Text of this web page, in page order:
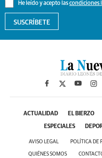
He leído y acepto lascondiciones
SUSCRÍBETE
ACTUALIDAD EL BIERZO
ESPECIALES
AVISO LEGAL POLÍTICA DE
QUIÉNES SOMOS